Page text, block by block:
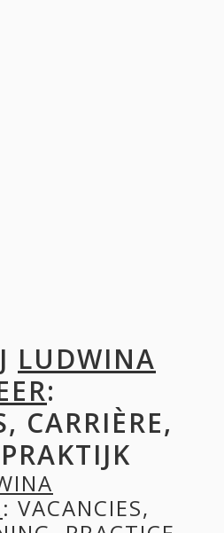
LUDWINA
:
CARRIÈRE,
: VACANCIES,